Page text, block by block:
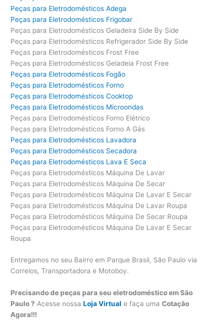
Peças para Eletrodomésticos Adega
Peças para Eletrodomésticos Frigobar
Peças para Eletrodomésticos Geladeira Side By Side
Peças para Eletrodomésticos Refrigerador Side By Side
Peças para Eletrodomésticos Frost Free
Peças para Eletrodomésticos Geladeia Frost Free
Peças para Eletrodomésticos Fogão
Peças para Eletrodomésticos Forno
Peças para Eletrodomésticos Cooktop
Peças para Eletrodomésticos Microondas
Peças para Eletrodomésticos Forno Elétrico
Peças para Eletrodomésticos Forno A Gás
Peças para Eletrodomésticos Lavadora
Peças para Eletrodomésticos Secadora
Peças para Eletrodomésticos Lava E Seca
Peças para Eletrodomésticos Máquina De Lavar
Peças para Eletrodomésticos Máquina De Secar
Peças para Eletrodomésticos Máquina De Lavar E Secar
Peças para Eletrodomésticos Máquina De Lavar Roupa
Peças para Eletrodomésticos Máquina De Secar Roupa
Peças para Eletrodomésticos Máquina De Lavar E Secar
Roupa
Entregamos no seu Bairro em Parque Brasil, São Paulo via
Correios, Transportadora e Motoboy.
Precisando de peças para seu eletrodoméstico em São
Paulo ? Acesse nossaLoja Virtual e faça umaCotação
Agora!!!